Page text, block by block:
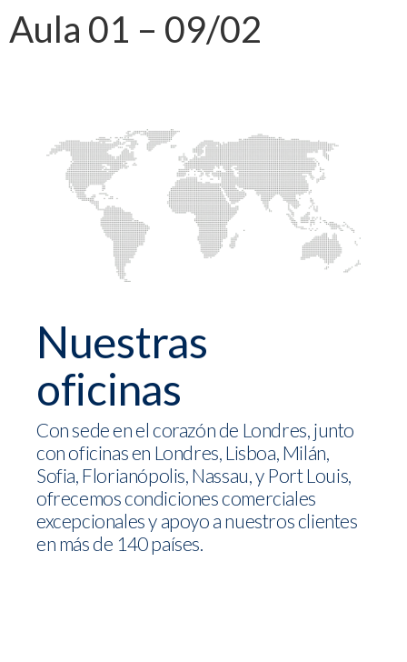
Aula 01 – 09/02
Nuestras
oficinas
Con sede en el corazón de Londres, junto
con oficinas en Londres, Lisboa, Milán,
Sofia, Florianópolis, Nassau, y Port Louis,
ofrecemos condiciones comerciales
excepcionales y apoyo a nuestros clientes
en más de 140 países.